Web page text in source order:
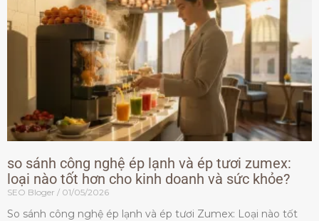
so sánh công nghệ ép lạnh và ép tươi zumex:
loại nào tốt hơn cho kinh doanh và sức khỏe?
SEO Bloger 01/05/2026
So sánh công nghệ ép lạnh và ép tươi Zumex: Loại nào tốt